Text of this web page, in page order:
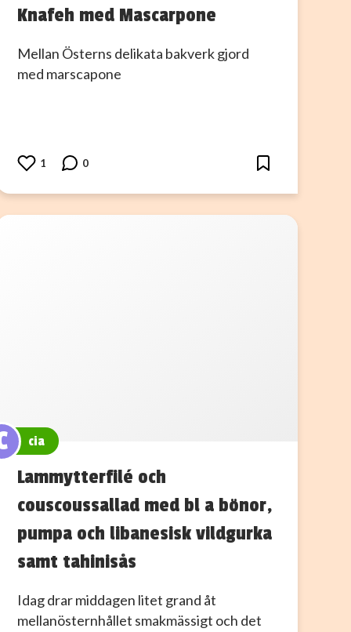
Knafeh med Mascarpone
Mellan Österns delikata bakverk gjord
med marscapone
1 0
cia
Lammytterfilé och
couscoussallad med bl a bönor,
pumpa och libanesisk vildgurka
samt tahinisås
Idag drar middagen litet grand åt
mellanösternhållet smakmässigt och det